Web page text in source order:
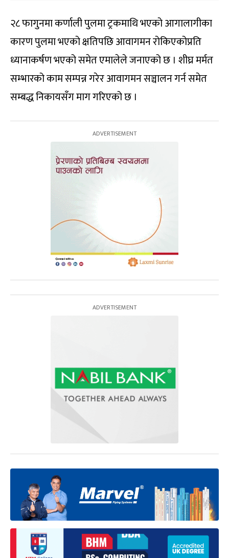
२८ फागुनमा कर्णाली पुलमा ट्रकमाथि भएको आगालागीका
कारण पुलमा भएको क्षतिपछि आवागमन रोकिएकोप्रति
ध्यानाकर्षण भएको समेत एमालेले जनाएको छ । शीघ्र मर्मत
सम्भारको काम सम्पन्न गरेर आवागमन सञ्चालन गर्न समेत
सम्बद्ध निकायसँग माग गरिएको छ ।